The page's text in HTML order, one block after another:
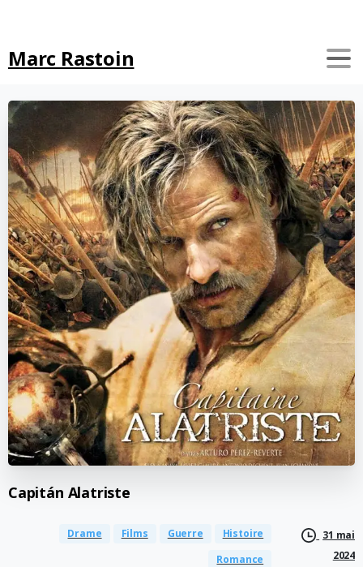
Marc Rastoin
Capitán Alatriste
Drame Films Guerre
Histoire
Romance
31 mai
2024